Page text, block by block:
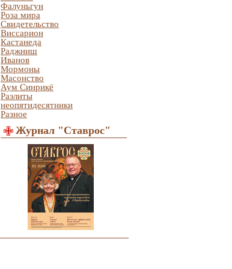
Фалуньгун
Роза мира
Свидетельство
Виссарион
Кастанеда
Раджниш
Иванов
Мормоны
Масонство
Аум Синрикё
Раэлиты
неопятидесятники
Разное
Журнал "Ставрос"